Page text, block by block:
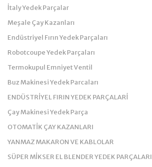
İtaly Yedek Parçalar
Meşale Çay Kazanları
Endüstriyel Fırın Yedek Parçaları
Robotcoupe Yedek Parçaları
Termokupul Emniyet Ventil
Buz Makinesi Yedek Parcaları
ENDÜSTRİYEL FIRIN YEDEK PARÇALARİ
Çay Makinesi Yedek Parça
OTOMATİK ÇAY KAZANLARI
YANMAZ MAKARON VE KABLOLAR
SÜPER MİKSER EL BLENDER YEDEK PARÇALARI